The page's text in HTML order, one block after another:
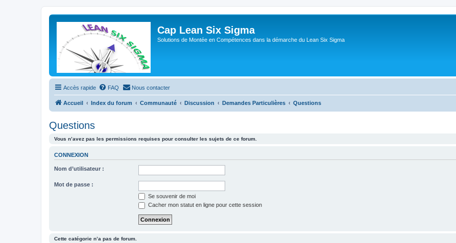
Cap Lean Six Sigma
Solutions de Montée en Compétences dans la démarche du Lean Six Sigma
Accès rapide FAQ Nous contacter
Accueil Index du forum Communauté Discussion Demandes Particulières Questions
Questions
Vous n’avez pas les permissions requises pour consulter les sujets de ce forum.
CONNEXION
Nom d’utilisateur :
Mot de passe :
Se souvenir de moi
Cacher mon statut en ligne pour cette session
Cette catégorie n’a pas de forum.